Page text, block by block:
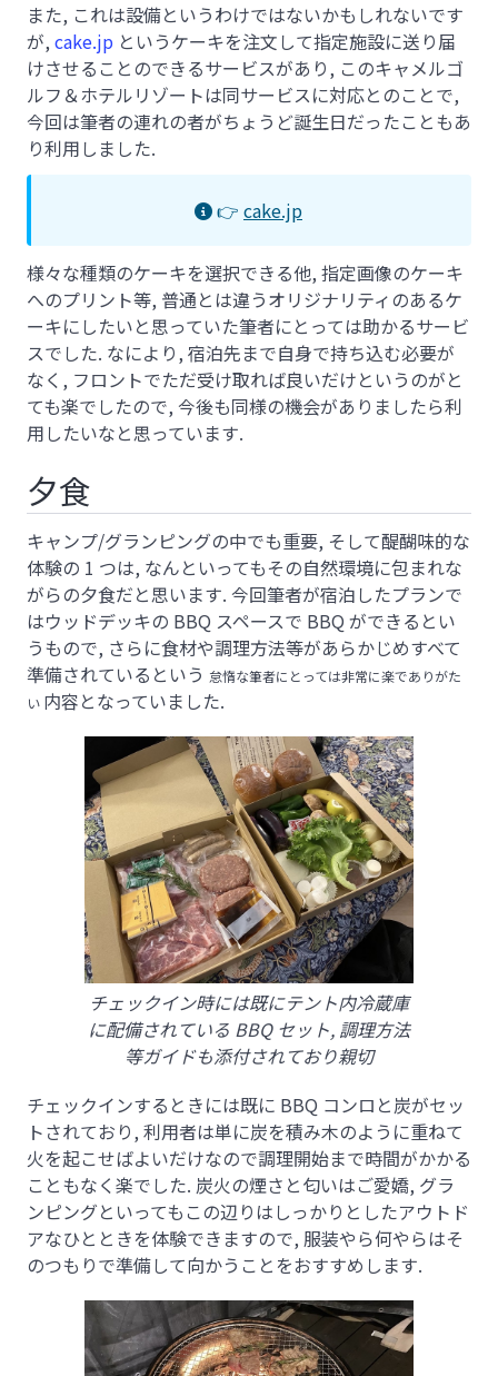
また, これは設備というわけではないかもしれないです
が, cake.jp というケーキを注文して指定施設に送り届
けさせることのできるサービスがあり, このキャメルゴ
ルフ＆ホテルリゾートは同サービスに対応とのことで,
今回は筆者の連れの者がちょうど誕生日だったこともあ
り利用しました.
👉 cake.jp
様々な種類のケーキを選択できる他, 指定画像のケーキ
へのプリント等, 普通とは違うオリジナリティのあるケ
ーキにしたいと思っていた筆者にとっては助かるサービ
スでした. なにより, 宿泊先まで自身で持ち込む必要が
なく, フロントでただ受け取れば良いだけというのがと
ても楽でしたので, 今後も同様の機会がありましたら利
用したいなと思っています.
夕食
キャンプ/グランピングの中でも重要, そして醍醐味的な
体験の 1 つは, なんといってもその自然環境に包まれな
がらの夕食だと思います. 今回筆者が宿泊したプランで
はウッドデッキの BBQ スペースで BBQ ができるとい
うもので, さらに食材や調理方法等があらかじめすべて
準備されているという 怠惰な筆者にとっては非常に楽でありがた
い 内容となっていました.
チェックイン時には既にテント内冷蔵庫
に配備されている BBQ セット, 調理方法
等ガイドも添付されており親切
チェックインするときには既に BBQ コンロと炭がセッ
トされており, 利用者は単に炭を積み木のように重ねて
火を起こせばよいだけなので調理開始まで時間がかかる
こともなく楽でした. 炭火の煙さと匂いはご愛嬌, グラ
ンピングといってもこの辺りはしっかりとしたアウトド
アなひとときを体験できますので, 服装やら何やらはそ
のつもりで準備して向かうことをおすすめします.